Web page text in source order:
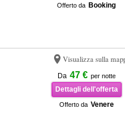
Offerto da Booking
Visualizza sulla
Da 47 € per notte
Dettagli dell'offerta
Offerto da Venere